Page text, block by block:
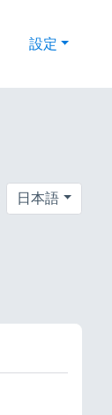
設定
日本語